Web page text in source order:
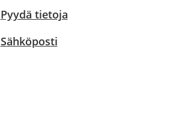
Pyydä tietoja
Sähköposti